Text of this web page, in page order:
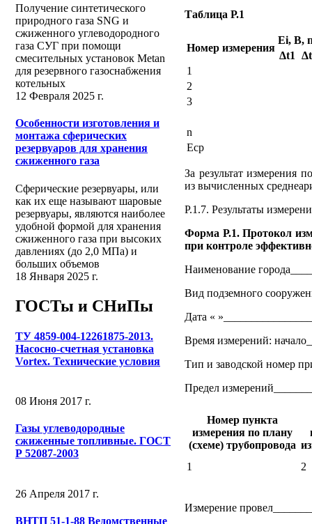
Получение синтетического
природного газа SNG и
сжиженного углеводородного
газа СУГ при помощи
смесительных установок Metan
для резервного газоснабжения
котельных
12 Февраля 2025 г.
Особенности изготовления и
монтажа сферических
резервуаров для хранения
сжиженного газа
Сферические резервуары, или
как их еще называют шаровые
резервуары, являются наиболее
удобной формой для хранения
сжиженного газа при высоких
давлениях (до 2,0 МПа) и
больших объемов
18 Января 2025 г.
ГОСТы и СНиПы
ТУ 4859-004-12261875-2013.
Насосно-счетная установка
Vortex. Технические условия
08 Июня 2017 г.
Газы углеводородные
сжиженные топливные. ГОСТ
Р 52087-2003
26 Апреля 2017 г.
ВНТП 51-1-88 Ведомственные
Таблица Р.1
Номер измерения
Ei, В,
Δt1
1
2
3
n
Eср
За результат измерения
из вычисленных
Р.1.7. Результаты
Форма Р.1. Протокол
при контроле
Наименование
Вид подземного
Дата «
Время измерений:
Тип и заводской номер
Предел
Номер пункта
измерения по плану
(схеме) трубопровода
1
2
Измерение